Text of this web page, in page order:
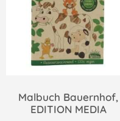
Malbuch Bauernhof,
EDITION MEDIA